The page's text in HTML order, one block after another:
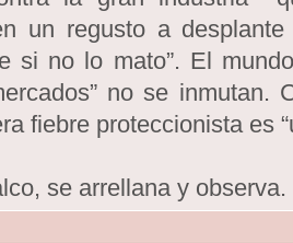
un regusto a
si no lo mato”. El
no se inmutan.
fiebre proteccionista es
se arrellana y observa.